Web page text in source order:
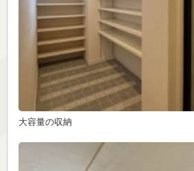
大容量の収納